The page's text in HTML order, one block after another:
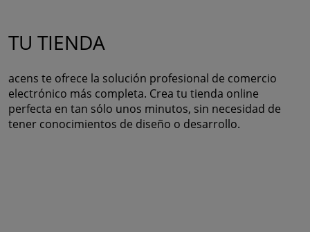
TU TIENDA
acens te ofrece la solución profesional de comercio
electrónico más completa. Crea tu tienda online
perfecta en tan sólo unos minutos, sin necesidad de
tener conocimientos de diseño o desarrollo.